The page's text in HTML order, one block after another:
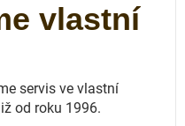
vlastní
servis ve vlastní
od roku 1996.